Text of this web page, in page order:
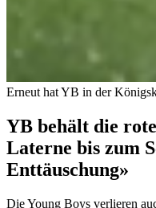
Erneut hat YB in der
YB behält die
Laterne bis zum
Enttäuschung»
Die Young Boys verlieren